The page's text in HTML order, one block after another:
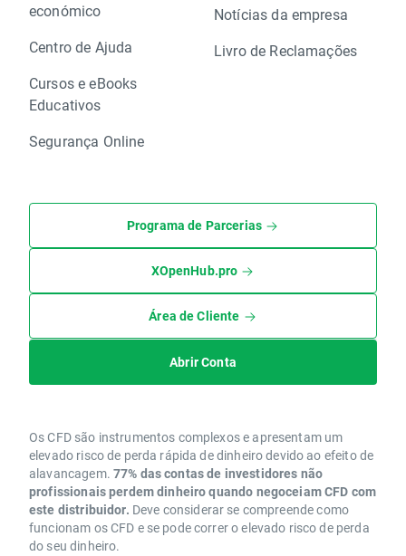
económico
Centro de Ajuda
Cursos e eBooks
Educativos
Segurança Online
Notícias da empresa
Livro de Reclamações
Programa de Parcerias
XOpenHub.pro
Área de Cliente
Abrir Conta
Os CFD são instrumentos complexos e apresentam um
elevado risco de perda rápida de dinheiro devido ao efeito de
alavancagem. 77% das contas de investidores não
profissionais perdem dinheiro quando negoceiam CFD com
este distribuidor. Deve considerar se compreende como
funcionam os CFD e se pode correr o elevado risco de perda
do seu dinheiro.